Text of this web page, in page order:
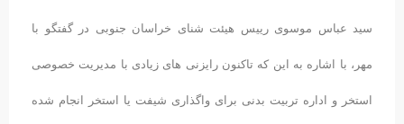
سید عباس موسوی رییس هیئت شنای خراسان جنوبی در گفتگو با
مهر، با اشاره به این که تاکنون رایزنی های زیادی با مدیریت خصوصی
استخر و اداره تربیت بدنی برای واگذاری شیفت یا استخر انجام شده